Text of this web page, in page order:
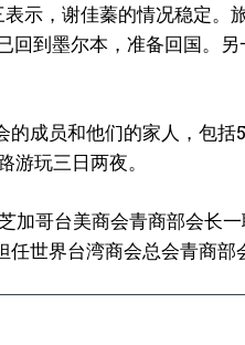
，谢佳蓁的情况稳定。
到墨尔本，准备回国。
成员和他们的家人，包
玩三日两夜。
哥台美商会青商部会长
世界台湾商会总会青商部